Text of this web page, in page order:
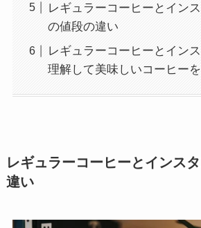
レギュラーコーヒーとイン
の値段の違い
レギュラーコーヒーとイン
理解して美味しいコーヒーを
レギュラーコーヒーとインス
違い